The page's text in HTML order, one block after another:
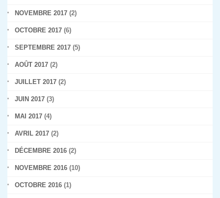
NOVEMBRE 2017 (2)
OCTOBRE 2017 (6)
SEPTEMBRE 2017 (5)
AOÛT 2017 (2)
JUILLET 2017 (2)
JUIN 2017 (3)
MAI 2017 (4)
AVRIL 2017 (2)
DÉCEMBRE 2016 (2)
NOVEMBRE 2016 (10)
OCTOBRE 2016 (1)